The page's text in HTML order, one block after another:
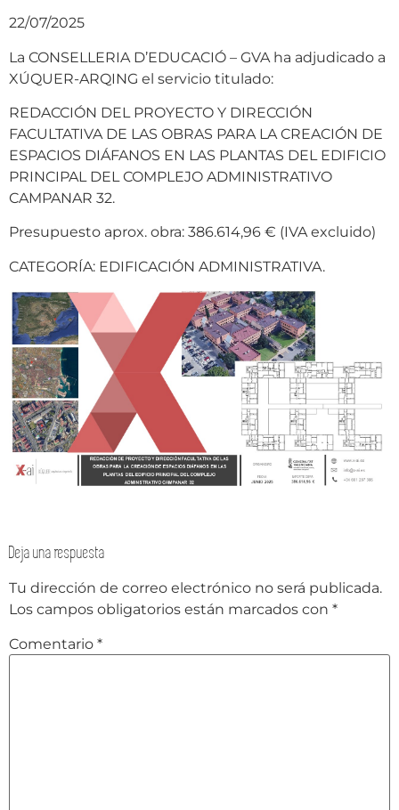
22/07/2025
La CONSELLERIA D’EDUCACIÓ – GVA ha adjudicado a
XÚQUER-ARQING el servicio titulado:
REDACCIÓN DEL PROYECTO Y DIRECCIÓN
FACULTATIVA DE LAS OBRAS PARA LA CREACIÓN DE
ESPACIOS DIÁFANOS EN LAS PLANTAS DEL EDIFICIO
PRINCIPAL DEL COMPLEJO ADMINISTRATIVO
CAMPANAR 32.
Presupuesto aprox. obra: 386.614,96 € (IVA excluido)
CATEGORÍA: EDIFICACIÓN ADMINISTRATIVA.
Deja una respuesta
Tu dirección de correo electrónico no será publicada.
Los campos obligatorios están marcados con *
Comentario *